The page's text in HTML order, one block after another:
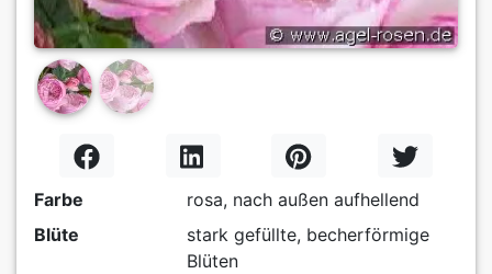
Farbe
rosa, nach außen aufhellend
Blüte
stark gefüllte, becherförmige
Blüten